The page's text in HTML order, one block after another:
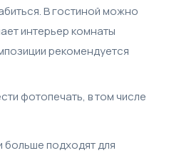
В гостиной можно
интерьер комнаты
рекомендуется
фотопечать, в том числе
больше подходят для